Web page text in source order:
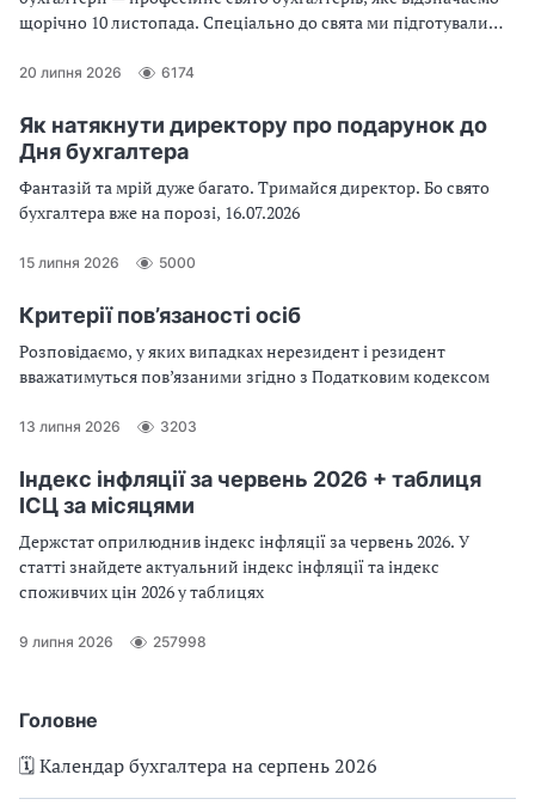
Головне
🗓️ Календар бухгалтера на серпень 2026
щорічно 10 листопада. Спеціально до свята ми підготували
20 липня 2026 6174
Як натякнути директору про подарунок до
Дня бухгалтера
Фантазій та мрій дуже багато. Тримайся директор. Бо свято
бухгалтера вже на порозі, 16.07.2026
15 липня 2026 5000
Критерії пов’язаності осіб
Розповідаємо, у яких випадках нерезидент і резидент
вважатимуться пов’язаними згідно з Податковим кодексом
13 липня 2026 3203
Індекс інфляції за червень 2026 + таблиця
ІСЦ за місяцями
Держстат оприлюднив індекс інфляції за червень 2026. У
статті знайдете актуальний індекс інфляції та індекс
споживчих цін 2026 у таблицях
9 липня 2026 257998